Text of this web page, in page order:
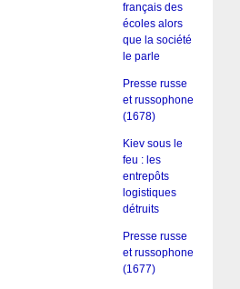
français des
écoles alors
que la société
le parle
Presse russe
et russophone
(1678)
Kiev sous le
feu : les
entrepôts
logistiques
détruits
Presse russe
et russophone
(1677)